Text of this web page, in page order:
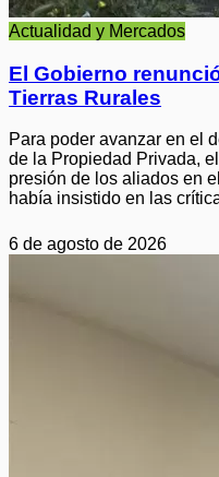
Actualidad y Mercados
El Gobierno
Tierras Rurales
Para poder avanzar en el
de la Propiedad Privada,
presión de los aliados en
había insistido en las
6 de agosto de 2026